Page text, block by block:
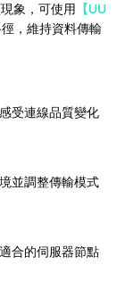
象，可使用 【UU
，維持資料傳輸
受連線品質變化
並調整傳輸模式
合的伺服器節點